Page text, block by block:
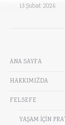
13 Şubat 2026
ANA SAYFA
HAKKIMIZDA
FELSEFE
YAŞAM İÇİN